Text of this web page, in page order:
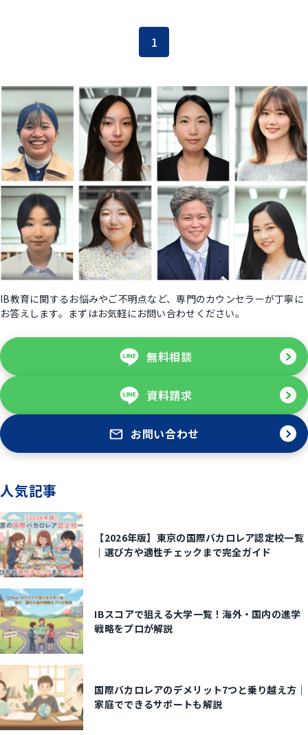
1
IB教育に関するお悩みやご不明点など、専門のカウンセラーが丁寧に
お答えします。まずはお気軽にお問い合わせください。
無料相談
資料請求
お問い合わせ
人気記事
【2026年版】東京の国際バカロレア認定校一覧
｜選び方や適性チェックまで完全ガイド
IBスコアで狙える大学一覧！海外・国内の進学
戦略をプロが解説
国際バカロレアのデメリット7つと乗り越え方｜
家庭でできるサポートも解説